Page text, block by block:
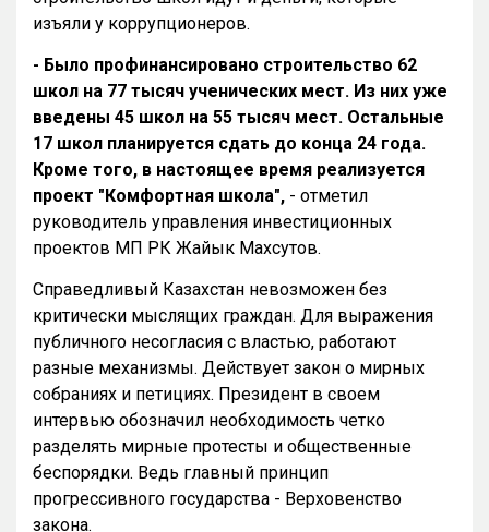
изъяли у коррупционеров.
- Было профинансировано строительство 62
школ на 77 тысяч ученических мест. Из них уже
введены 45 школ на 55 тысяч мест. Остальные
17 школ планируется сдать до конца 24 года.
Кроме того, в настоящее время реализуется
проект "Комфортная школа", - отметил
руководитель управления инвестиционных
проектов МП РК Жайык Махсутов.
Справедливый Казахстан невозможен без
критически мыслящих граждан. Для выражения
публичного несогласия с властью, работают
разные механизмы. Действует закон о мирных
собраниях и петициях. Президент в своем
интервью обозначил необходимость четко
разделять мирные протесты и общественные
беспорядки. Ведь главный принцип
прогрессивного государства - Верховенство
закона.